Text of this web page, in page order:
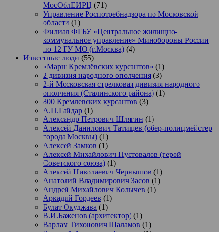
МосОблЕИРЦ (71)
Управление Роспотребнадзора по Московской
области (1)
Филиал ФГБУ «Центральное жилищно-
коммунальное управление» Минобороны России
по 12 ГУ МО (г.Москва) (4)
Известные люди (55)
«Марш Кремлёвских курсантов» (1)
2 дивизия народного ополчения (3)
2-й Московская стрелковая дивизия народного
ополчения (Сталинского района) (1)
800 Кремлевских курсантов (3)
А.П.Гайдар (1)
Александр Петрович Шлягин (1)
Алексей Данилович Татищев (обер-полицмейстер
города Москвы) (1)
Алексей Замков (1)
Алексей Михайлович Пустовалов (герой
Советского союза) (1)
Алексей Николаевич Чернышов (1)
Анатолий Владимирович Засов (1)
Андрей Михайлович Колычев (1)
Аркадий Гордеев (1)
Булат Окуджава (1)
В.И.Баженов (архитектор) (1)
Варлам Тихонович Шаламов (1)